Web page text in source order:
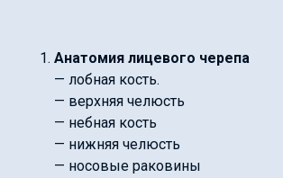
Анатомия лицевого черепа
— лобная кость.
— верхняя челюсть
— небная кость
— нижняя челюсть
— носовые раковины